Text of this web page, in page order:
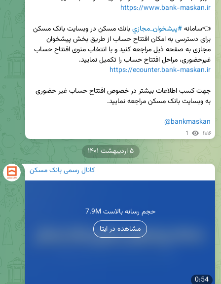
https://www.bank-maskan.ir
👈سامانه #پيشخوان_مجازي
غیرحضوری، مراحل افتتاح حساب را تکمیل نمایید.
https://ecounter.bank-maskan.ir
@bankmaskan
1 ۱۱:۱۶
کانال رسمی بانک مسکن
0:54
7.9M حجم رسانه بالاست
مشاهده در ایتا
۵ اردیبهشت ۱۴۰۱